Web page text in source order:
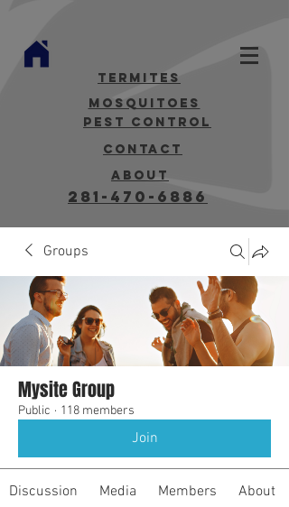
termites
mosquitoes
Pest Control
contact
about
281-470-6886
Groups
Mysite Group
Public · 118 members
Join
Discussion Media Members About